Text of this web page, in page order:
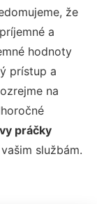
že
a
hodnoty
prístup a
na
práčky
službám.